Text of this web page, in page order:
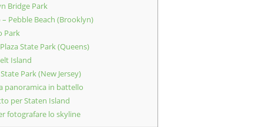
Bridge Park
Pebble Beach (Brooklyn)
Park
State Park (Queens)
Island
Park (New Jersey)
panoramica in battello
per Staten Island
fotografare lo skyline